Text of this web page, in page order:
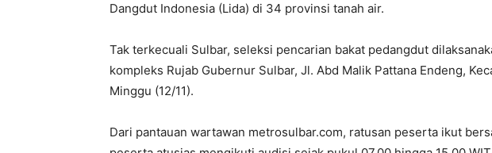
Dangdut Indonesia (Lida) di 34 provinsi tanah air.
Tak terkecuali Sulbar, seleksi pencarian bakat pedangdut
kompleks Rujab Gubernur Sulbar, Jl. Abd Malik Pattana Endeng,
Minggu (12/11).
Dari pantauan wartawan metrosulbar.com, ratusan peserta ikut